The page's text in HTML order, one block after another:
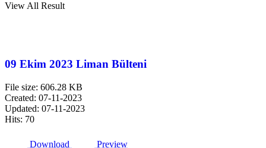
View All Result
09 Ekim 2023 Liman Bülteni
File size: 606.28 KB
Created: 07-11-2023
Updated: 07-11-2023
Hits: 70
Download Preview